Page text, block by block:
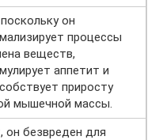
он
процессы
веществ,
аппетит и
приросту
мышечной массы.
он безвреден для